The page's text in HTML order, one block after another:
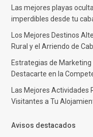
Las mejores playas
imperdibles desde tu
Los Mejores Destinos
Rural y el Arriendo de
Estrategias de Marketing
Destacarte en la
Las Mejores
Visitantes a Tu
Avisos destacados